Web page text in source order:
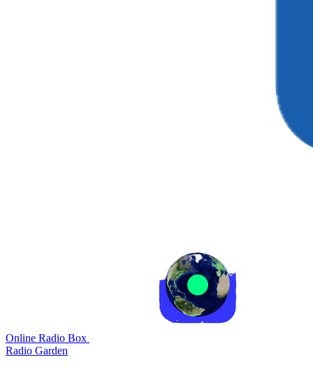
Online Radio Box
Radio Garden